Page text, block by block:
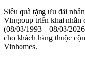
Siêu quà tặng ưu đãi
Vingroup triển khai nhân
(08/08/1993 – 08/08/
cho khách hàng thuộc
Vinhomes.